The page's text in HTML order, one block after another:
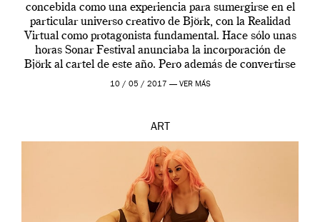
concebida como una experiencia para sumergirse en el
particular universo creativo de Björk, con la Realidad
Virtual como protagonista fundamental. Hace sólo unas
horas Sonar Festival anunciaba la incorporación de
Björk al cartel de este año. Pero además de convertirse
en una de las actuaciones más relevantes […]
10 / 05 / 2017 — VER MÁS
ART